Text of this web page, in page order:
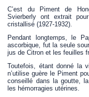
C’est du Piment de
Svierberly ont extrait
cristallisé (1927-1932).
Pendant longtemps, le
ascorbique, fut la seule
jus de Citron et les feuilles
Toutefois, étant donné la
n’utilise guère le Piment
conseillé dans la goutte,
les hémorragies utérines.